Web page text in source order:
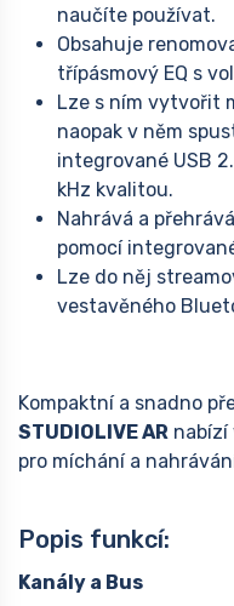
naučíte používat.
Obsahuje
třípásmový EQ s
Lze s ním vytvořit
naopak v něm
integrované USB
kHz kvalitou.
Nahrává a
pomocí
Lze do něj
vestavěného
Kompaktní a snadno
STUDIOLIVE AR
pro míchání a
Popis funkcí:
Kanály a Bus